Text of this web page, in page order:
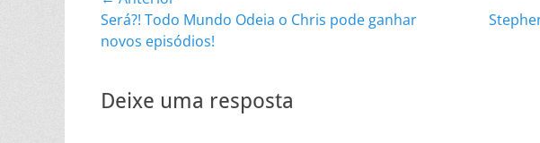
de
Post
anterior:
Será?! Todo Mundo Odeia o Chris pode ganhar
novos episódios!
Próximo
Deixe uma resposta